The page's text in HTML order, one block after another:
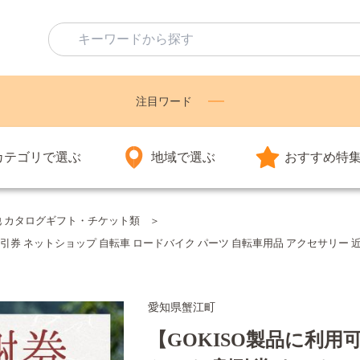
注目ワード
テゴリで選ぶ 地域で選ぶ おすすめ特
カタログギフト・チケット類
券 ネットショップ 自転車 ロードバイク パーツ 自転車用品 アクセサリー
愛知県蟹江町
【GOKISO製品に利用